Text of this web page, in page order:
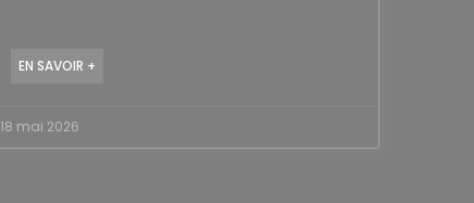
EN SAVOIR +
18 mai 2026